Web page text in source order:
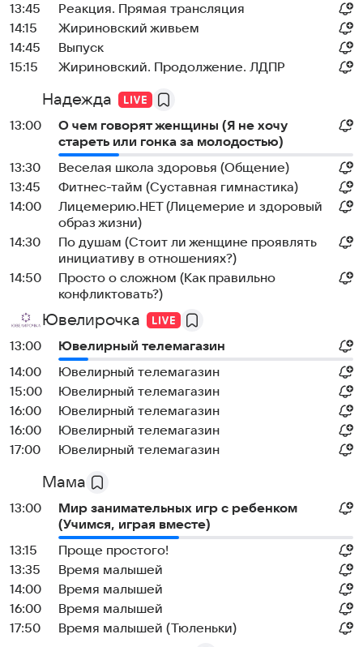
13:45
Реакция. Прямая трансляция
14:15
Жириновский живьем
14:45
Выпуск
15:15
Жириновский. Продолжение. ЛДПР
Надежда
13:00
О чем говорят женщины (Я не хочу
стареть или гонка за молодостью)
13:30
Веселая школа здоровья (Общение)
13:45
Фитнес-тайм (Суставная гимнастика)
14:00
Лицемерию.НЕТ (Лицемерие и здоровый
образ жизни)
14:30
По душам (Стоит ли женщине проявлять
инициативу в отношениях?)
14:50
Просто о сложном (Как правильно
конфликтовать?)
Ювелирочка
13:00
Ювелирный телемагазин
14:00
Ювелирный телемагазин
15:00
Ювелирный телемагазин
16:00
Ювелирный телемагазин
16:00
Ювелирный телемагазин
17:00
Ювелирный телемагазин
Мама
13:00
Мир занимательных игр с ребенком
(Учимся, играя вместе)
13:15
Проще простого!
13:35
Время малышей
14:00
Время малышей
16:00
Время малышей
17:50
Время малышей (Тюленьки)